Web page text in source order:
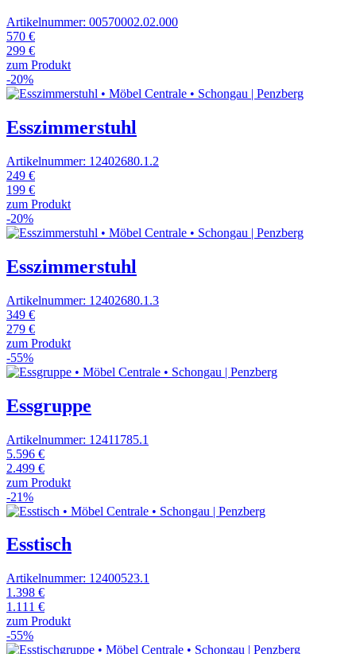
Artikelnummer: 00570002.02.000
570 €
299 €
zum Produkt
-20%
Esszimmerstuhl
Artikelnummer: 12402680.1.2
249 €
199 €
zum Produkt
-20%
Esszimmerstuhl
Artikelnummer: 12402680.1.3
349 €
279 €
zum Produkt
-55%
Essgruppe
Artikelnummer: 12411785.1
5.596 €
2.499 €
zum Produkt
-21%
Esstisch
Artikelnummer: 12400523.1
1.398 €
1.111 €
zum Produkt
-55%